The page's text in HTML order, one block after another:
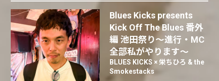
Blues Kicks presents
Kick Off The Blues 番外
編 池田祭り〜進行・MC
全部私がやります〜
BLUES KICKS × 栄ちひろ & the
Smokestacks